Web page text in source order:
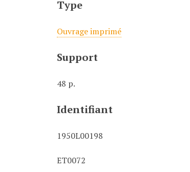
Type
Ouvrage imprimé
Support
48 p.
Identifiant
1950L00198
ET0072